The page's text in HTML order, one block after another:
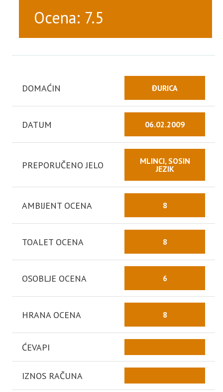
Ocena: 7.5
DOMAĆIN ĐURICA
DATUM 06.02.2009
PREPORUČENO JELO
MLINCI, SOSIN
JEZIK
AMBIJENT OCENA 8
TOALET OCENA 8
OSOBLJE OCENA 6
HRANA OCENA 8
ĆEVAPI
IZNOS RAČUNA